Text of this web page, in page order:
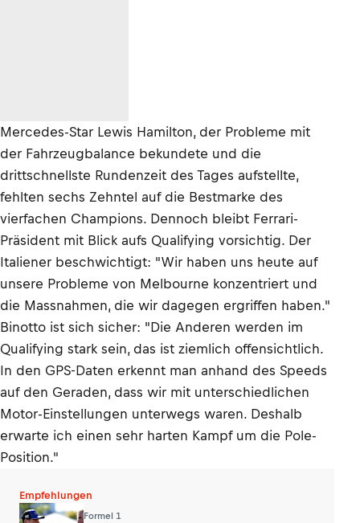
Mercedes-Star Lewis Hamilton, der Probleme mit
der Fahrzeugbalance bekundete und die
drittschnellste Rundenzeit des Tages aufstellte,
fehlten sechs Zehntel auf die Bestmarke des
vierfachen Champions. Dennoch bleibt Ferrari-
Präsident mit Blick aufs Qualifying vorsichtig. Der
Italiener beschwichtigt: "Wir haben uns heute auf
unsere Probleme von Melbourne konzentriert und
die Massnahmen, die wir dagegen ergriffen haben."
Binotto ist sich sicher: "Die Anderen werden im
Qualifying stark sein, das ist ziemlich offensichtlich.
In den GPS-Daten erkennt man anhand des Speeds
auf den Geraden, dass wir mit unterschiedlichen
Motor-Einstellungen unterwegs waren. Deshalb
erwarte ich einen sehr harten Kampf um die Pole-
Position."
Empfehlungen
Formel 1